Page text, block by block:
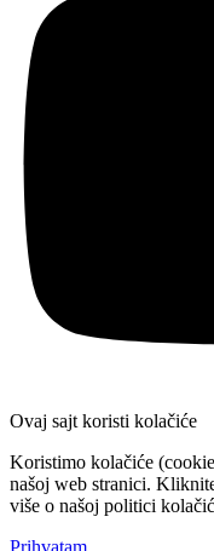
Ovaj sajt koristi kolačiće
Koristimo kolačiće
našoj web stranici.
više o našoj politici